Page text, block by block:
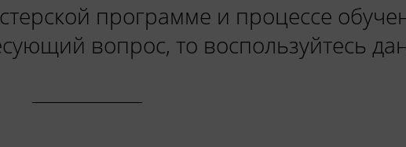
программе и процессе
вопрос, то воспользуйтесь